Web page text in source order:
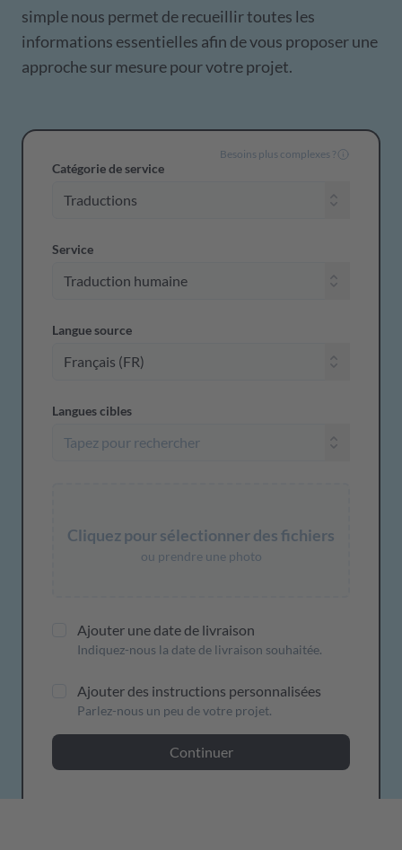
simple nous permet de recueillir toutes les
informations essentielles afin de vous proposer une
approche sur mesure pour votre projet.
Catégorie de service
Service
Besoins plus complexes ?
Langue source
Langues cibles
Cliquez pour sélectionner des fichiers
ou prendre une photo
Ajouter une date de livraison
Indiquez-nous la date de livraison souhaitée.
Ajouter des instructions personnalisées
Parlez-nous un peu de votre projet.
Continuer